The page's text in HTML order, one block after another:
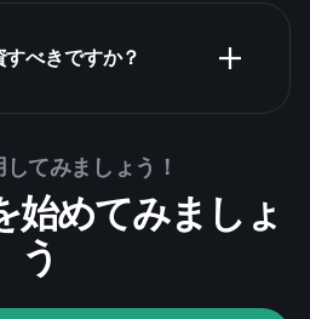
Tournaments
べきですか？
てみましょう！
めてみましょ
う